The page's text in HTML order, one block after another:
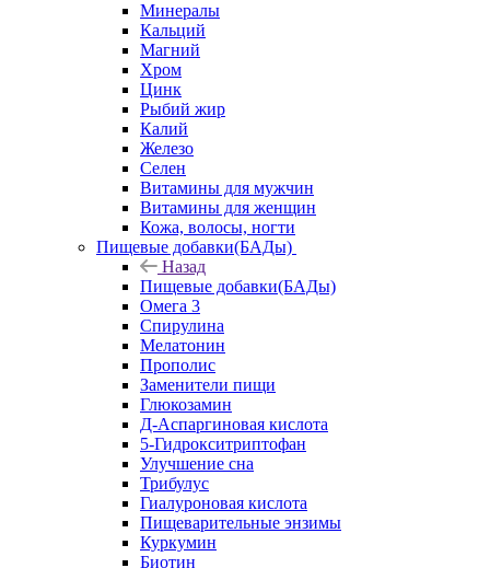
Минералы
Кальций
Магний
Хром
Цинк
Рыбий жир
Калий
Железо
Селен
Витамины для мужчин
Витамины для женщин
Кожа, волосы, ногти
Пищевые добавки(БАДы)
Назад
Пищевые добавки(БАДы)
Омега 3
Спирулина
Мелатонин
Прополис
Заменители пищи
Глюкозамин
Д-Аспаргиновая кислота
5-Гидрокситриптофан
Улучшение сна
Трибулус
Гиалуроновая кислота
Пищеварительные энзимы
Куркумин
Биотин